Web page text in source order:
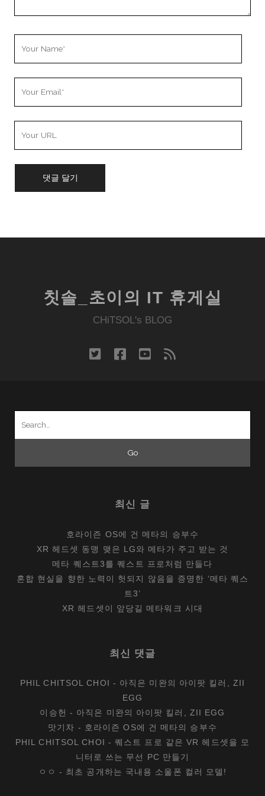
칫솔_초이의 IT 휴게실
CHiTSOL's BLOG
twitterfacebook
youtube
rss
최신 글
호라이즌 OS에 건 메타의 승부수
XR 헤드셋 동맹 맺은 LG와 메타가 주고 받는 것
메타 퀘스트3를 퀘스트 프로처럼 만들다
혼합 현실을 향한 노력이 헛되지 않음을 증명한 ‘메타 퀘스
트3’
XR 헤드셋이 앞당길 메타워크 시대
최신 댓글
PHIL CHITSOL CHOI - 아직은 미완의 아이팟 킬러, ZII
EGG
이승헌 - 아직은 미완의 아이팟 킬러, ZII EGG
맛기차 - 호라이즌 OS에 건 메타의 승부수
PHIL CHITSOL CHOI -퀘스트 프로 같은 VR 헤드셋을 모
니터로 쓰는 무선 PC 만들기
ㅇㅇ - 최초 공개하는 국내용 소울폰 컬러 모델!